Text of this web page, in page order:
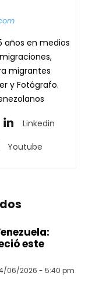
años en medios
migrantes
y Fotógrafo.
Linkedin
Youtube
este
06/2026 - 5:40 pm